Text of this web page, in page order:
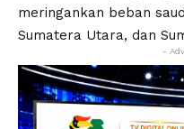
meringankan beban
Sumatera Utara, dan
-